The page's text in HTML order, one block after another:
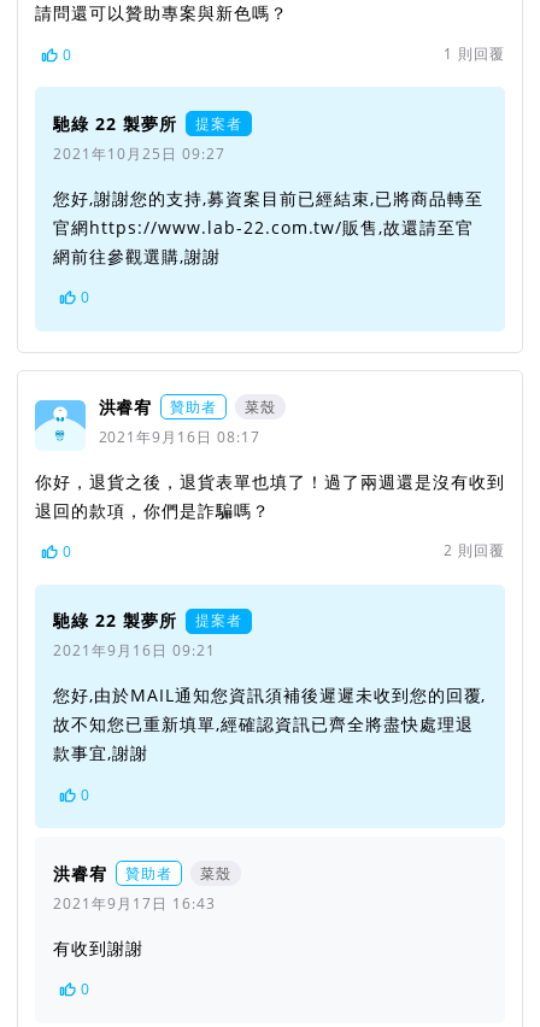
請問還可以贊助專案與新色嗎？
0 1 則回覆
馳綠 22 製夢所
提案者
2021年10月25日 09:27
您好,謝謝您的支持,募資案目前已經結束,已將商品轉至
官網https://www.lab-22.com.tw/販售,故還請至官
網前往參觀選購,謝謝
0
洪睿宥 贊助者
菜殼
2021年9月16日 08:17
你好，退貨之後，退貨表單也填了！過了兩週還是沒有收到
退回的款項，你們是詐騙嗎？
0 2 則回覆
馳綠 22 製夢所
提案者
2021年9月16日 09:21
您好,由於MAIL通知您資訊須補後遲遲未收到您的回覆,
故不知您已重新填單,經確認資訊已齊全將盡快處理退
款事宜,謝謝
0
洪睿宥 贊助者
菜殼
2021年9月17日 16:43
有收到謝謝
0